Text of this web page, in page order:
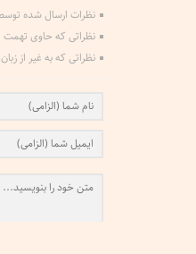
نظرات ارسال شده
نظراتی که حاوی تهمت
نظراتی که به غیر از